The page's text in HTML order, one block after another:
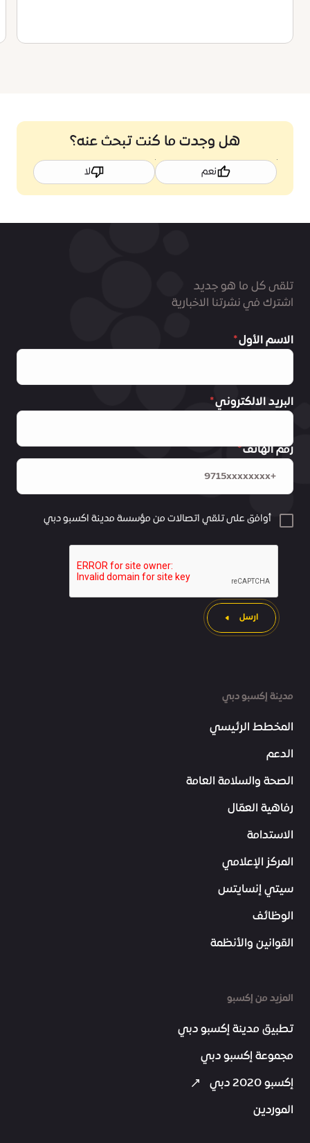
هل وجدت ما كنت تبحث عنه؟
نعم لا
مدينة إكسبو دبي
المخطط الرئيسي
الدعم
الصحة والسلامة العامة
رفاهية العمّال
الاستدامة
المركز الإعلامي
سيتي إنسايتس
الوظائف
القوانين والأنظمة
المزيد من إكسبو
تطبيق مدينة إكسبو دبي
مجموعة إكسبو دبي
إكسبو 2020 دبي
الموردين
تلقى كل ما هو جديد
اشترك في نشرتنا الاخبارية
الاسم الأول
البريد الالكتروني
رقم الهاتف
أوافق على تلقي اتصالات من مؤسسة مدينة اكسبو دبي
ارسل